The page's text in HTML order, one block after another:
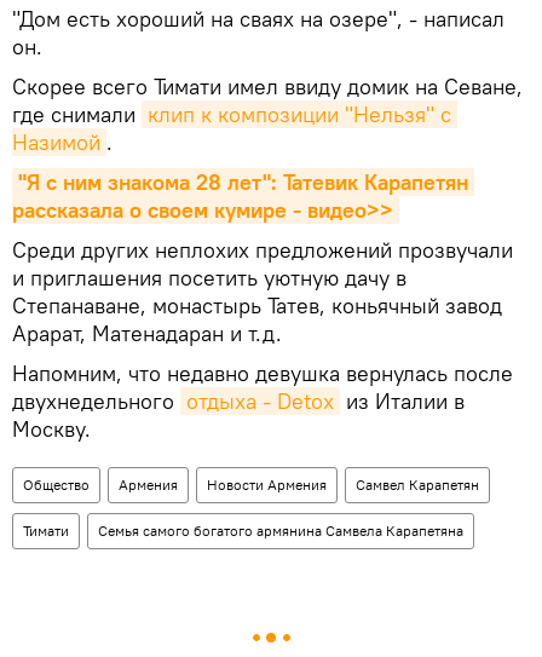
"Дом есть хороший на сваях на озере", - написал
он.
Скорее всего Тимати имел ввиду домик на Севане,
где снимали клип к композиции "Нельзя" с
Назимой .
"Я с ним знакома 28 лет": Татевик Карапетян
рассказала о своем кумире - видео>>
Среди других неплохих предложений прозвучали
и приглашения посетить уютную дачу в
Степанаване, монастырь Татев, коньячный завод
Арарат, Матенадаран и т.д.
Напомним, что недавно девушка вернулась после
двухнедельного отдыха - Detox из Италии в
Москву.
Общество Армения Новости Армения Самвел Карапетян
Тимати Семья самого богатого армянина Самвела Карапетяна